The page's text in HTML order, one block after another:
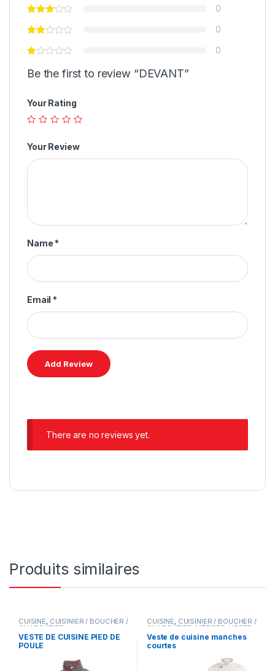
0
0
0
Be the first to review “DEVANT”
Your Rating
Your Review
Name *
Email *
There are no reviews yet.
Produits similaires
CUISINE, CUISINIER / BOUCHER /
CHARCUTIER
VESTE DE CUISINE PIED DE
POULE
CUISINE, CUISINIER / BOUCHER /
CHARCUTIER MÉTIERS ,VESTE
DE CUISINE
Veste de cuisine manches
courtes